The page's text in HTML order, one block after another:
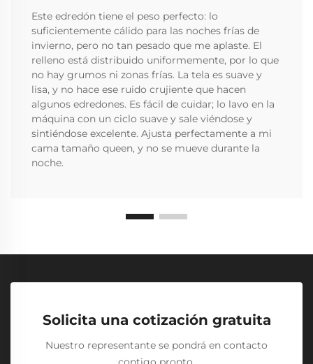
Este edredón tiene el peso perfecto: lo
suficientemente cálido para las noches frías de
invierno, pero no tan pesado que me aplaste. El
relleno está distribuido uniformemente, por lo que
no hay grumos ni zonas frías. La tela es suave y
lisa, y no hace ese ruido crujiente que hacen
algunos edredones. Es fácil de cuidar; lo lavo en la
máquina con un ciclo suave y sale viéndose y
sintiéndose excelente. Ajusta perfectamente a mi
cama tamaño queen, y no se mueve durante la
noche.
Solicita una cotización gratuita
Nuestro representante se pondrá en contacto